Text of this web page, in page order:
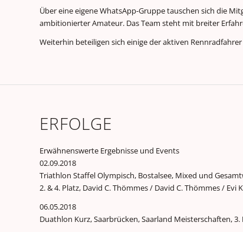
Über eine eigene WhatsApp-Gruppe tauschen sich die
ambitionierter Amateur. Das Team steht mit breiter
Weiterhin beteiligen sich einige der aktiven
ERFOLGE
Erwähnenswerte Ergebnisse und Events
02.09.2018
Triathlon Staffel Olympisch, Bostalsee, Mixed und
2. & 4. Platz, David C. Thömmes / David C. Thömmes / Evi
06.05.2018
Duathlon Kurz, Saarbrücken, Saarland Meisterschaften, 3.